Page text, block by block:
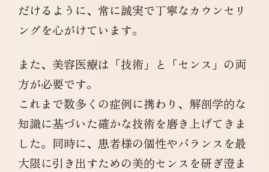
だけるように、常に誠実で丁寧なカウンセリ
ングを心がけています。
また、美容医療は「技術」と「センス」の両
方が必要です。
これまで数多くの症例に携わり、解剖学的な
知識に基づいた確かな技術を磨き上げてきま
した。同時に、患者様の個性やバランスを最
大限に引き出すための美的センスを研ぎ澄ま